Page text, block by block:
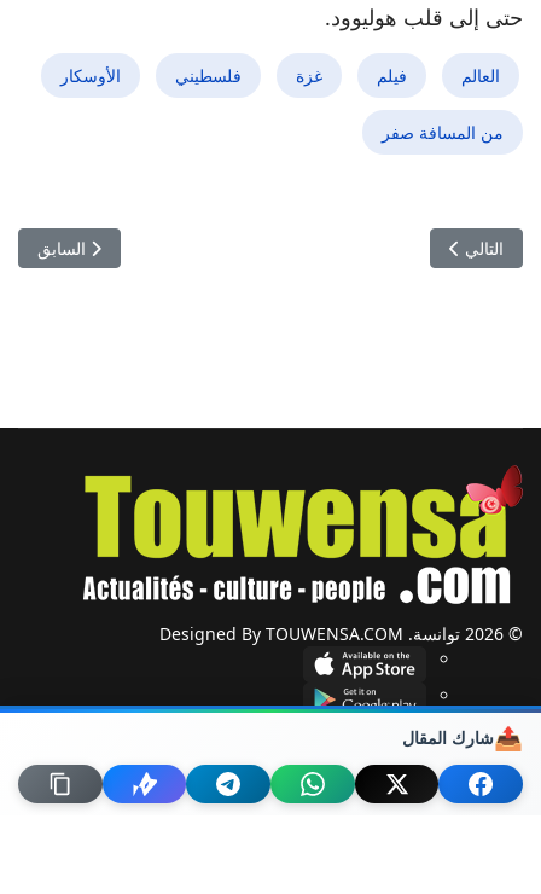
حتى إلى قلب هوليوود.
العالم فيلم غزة فلسطيني الأوسكار
من المسافة صفر
المقال
السابق
المقال التالي: أيام قرطاج السينمائية تُضيء الثكنات العسكرية: انفتاح
التالي
📤شارك المقال
© 2026 توانسة. Designed By TOUWENSA.COM
شؤون دولية أحزاب وجمعيات
حول توانسة